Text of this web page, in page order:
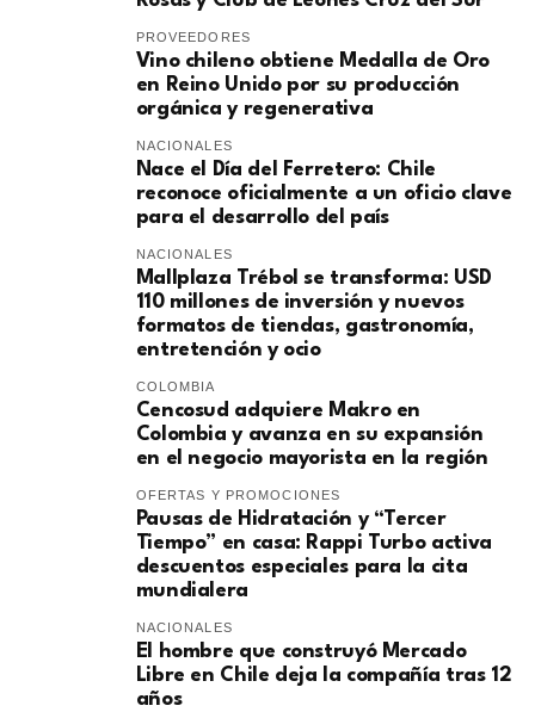
PROVEEDORES
Vino chileno obtiene Medalla de Oro
en Reino Unido por su producción
orgánica y regenerativa
NACIONALES
Nace el Día del Ferretero: Chile
reconoce oficialmente a un oficio clave
para el desarrollo del país
NACIONALES
Mallplaza Trébol se transforma: USD
110 millones de inversión y nuevos
formatos de tiendas, gastronomía,
entretención y ocio
COLOMBIA
Cencosud adquiere Makro en
Colombia y avanza en su expansión
en el negocio mayorista en la región
OFERTAS Y PROMOCIONES
Pausas de Hidratación y “Tercer
Tiempo” en casa: Rappi Turbo activa
descuentos especiales para la cita
mundialera
NACIONALES
El hombre que construyó Mercado
Libre en Chile deja la compañía tras 12
años